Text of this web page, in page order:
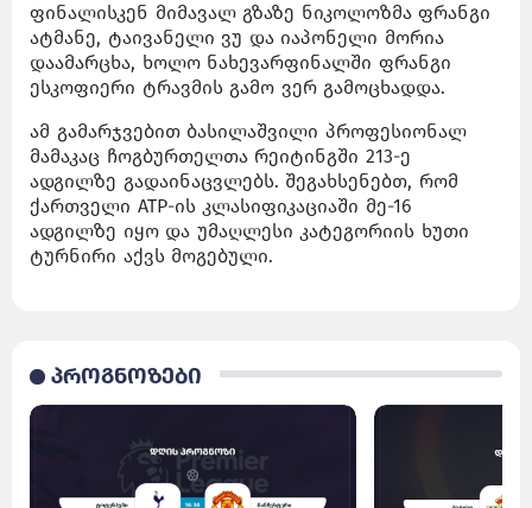
ფინალისკენ მიმავალ გზაზე ნიკოლოზმა ფრანგი
ატმანე, ტაივანელი ვუ და იაპონელი მორია
დაამარცხა, ხოლო ნახევარფინალში ფრანგი
ესკოფიერი ტრავმის გამო ვერ გამოცხადდა.
ამ გამარჯვებით ბასილაშვილი პროფესიონალ
მამაკაც ჩოგბურთელთა რეიტინგში 213-ე
ადგილზე გადაინაცვლებს. შეგახსენებთ, რომ
ქართველი ATP-ის კლასიფიკაციაში მე-16
ადგილზე იყო და უმაღლესი კატეგორიის ხუთი
ტურნირი აქვს მოგებული.
პროგნოზები